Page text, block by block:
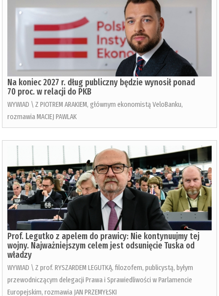
Na koniec 2027 r. dług publiczny będzie wynosił ponad
70 proc. w relacji do PKB
WYWIAD \ Z PIOTREM ARAKIEM, głównym ekonomistą VeloBanku,
rozmawia MACIEJ PAWLAK
Prof. Legutko z apelem do prawicy: Nie kontynuujmy tej
wojny. Najważniejszym celem jest odsunięcie Tuska od
władzy
WYWIAD \ Z prof. RYSZARDEM LEGUTKĄ, filozofem, publicystą, byłym
przewodniczącym delegacji Prawa i Sprawiedliwości w Parlamencie
Europejskim, rozmawia JAN PRZEMYŁSKI